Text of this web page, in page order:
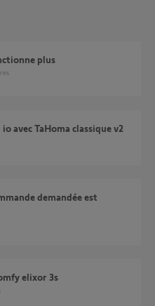
plus
io avec TaHoma classique v2
elixor 3s